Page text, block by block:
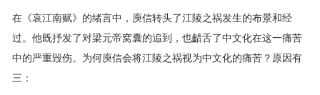
在《哀江南赋》的绪言中，庾信转头了江陵之祸发生的布景和经
过。他既抒发了对梁元帝窝囊的追到，也齰舌了中文化在这一痛苦
中的严重毁伤。为何庾信会将江陵之祸视为中文化的痛苦？原因有
三：